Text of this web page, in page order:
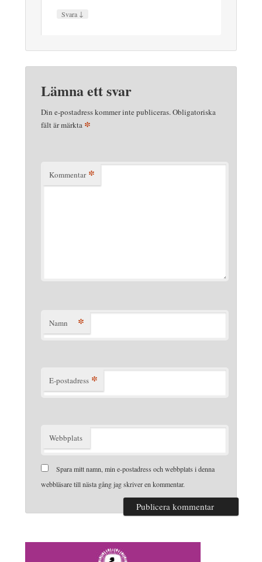
Svara ↓
Lämna ett svar
Din e-postadress kommer inte publiceras.Obligatoriska
fält är märkta *
Kommentar *
Namn *
E-postadress *
Webbplats
Spara mitt namn, min e-postadress och webbplats i denna
webbläsare till nästa gång jag skriver en kommentar.